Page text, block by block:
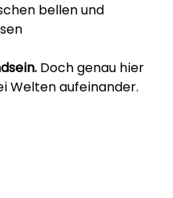
bellen und
Doch genau hier
Welten aufeinander.